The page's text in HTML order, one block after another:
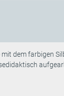
dem farbigen